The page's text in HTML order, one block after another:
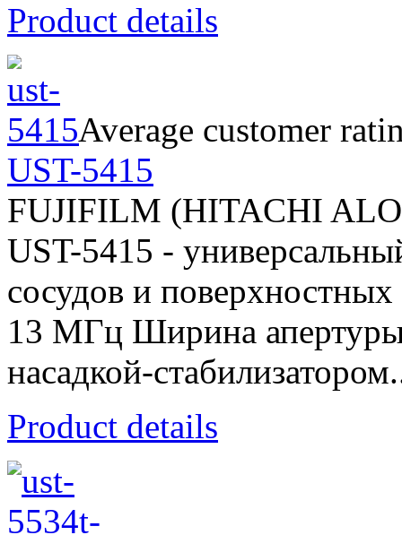
Product details
Average customer
UST-5415
FUJIFILM (HITACHI
UST-5415 -
сосудов и
13 МГц Ширина
насадкой-
Product details